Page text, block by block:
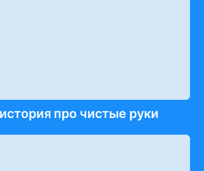
про чистые руки